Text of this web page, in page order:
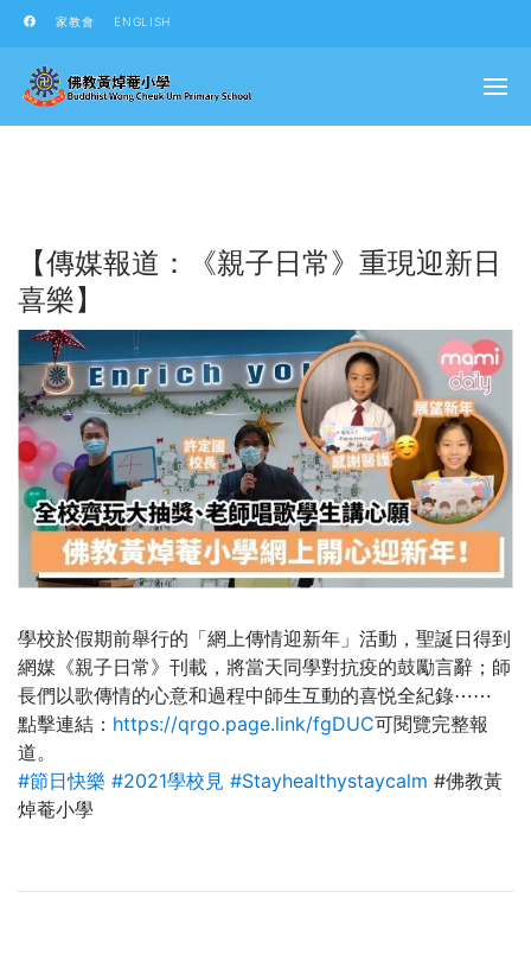
家教會 ENGLISH
【傳媒報道：《親子日常》重現迎新日
喜樂】
學校於假期前舉行的「網上傳情迎新年」活動，聖誕日得到
網媒《親子日常》刊載，將當天同學對抗疫的鼓勵言辭；師
長們以歌傳情的心意和過程中師生互動的喜悦全紀錄⋯⋯
點擊連結： https://qrgo.page.link/fgDUC可閱覽完整報
道。
#節日快樂 #2021學校見 #Stayhealthystaycalm #佛教黃
焯菴小學